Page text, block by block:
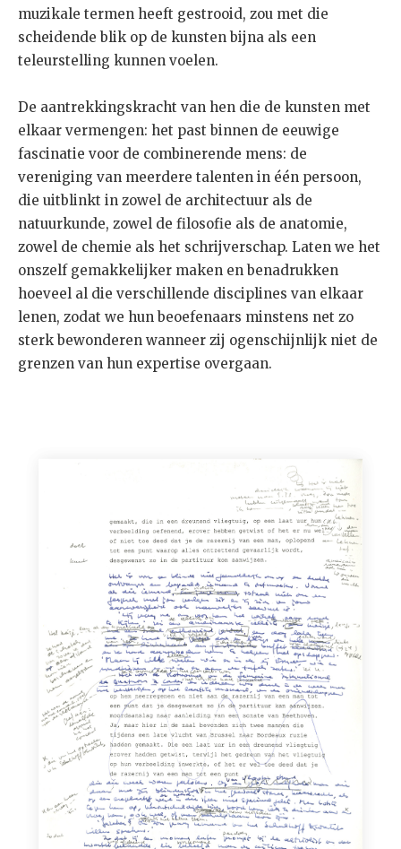
muzikale termen heeft gestrooid, zou met die
scheidende blik op de kunsten bijna als een
teleurstelling kunnen voelen.
De aantrekkingskracht van hen die de kunsten met
elkaar vermengen: het past binnen de eeuwige
fascinatie voor de combinerende mens: de
vereniging van meerdere talenten in één persoon,
die uitblinkt in zowel de architectuur als de
natuurkunde, zowel de filosofie als de anatomie,
zowel de chemie als het schrijverschap. Laten we het
onszelf gemakkelijker maken en benadrukken
hoeveel al die verschillende disciplines van elkaar
lenen, zodat we hun beoefenaars minstens net zo
sterk bewonderen wanneer zij ogenschijnlijk niet de
grenzen van hun expertise overgaan.